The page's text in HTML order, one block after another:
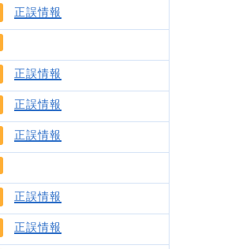
正誤情報
正誤情報
正誤情報
正誤情報
正誤情報
正誤情報